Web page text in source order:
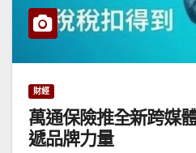
財經
萬通保險推全新跨媒
遞品牌力量